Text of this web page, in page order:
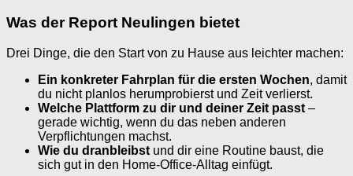
Was der Report Neulingen bietet
Drei Dinge, die den Start von zu Hause aus leichter machen:
Ein konkreter Fahrplan für die ersten Wochen, damit
du nicht planlos herumprobierst und Zeit verlierst.
Welche Plattform zu dir und deiner Zeit passt –
gerade wichtig, wenn du das neben anderen
Verpflichtungen machst.
Wie du dranbleibst und dir eine Routine baust, die
sich gut in den Home-Office-Alltag einfügt.